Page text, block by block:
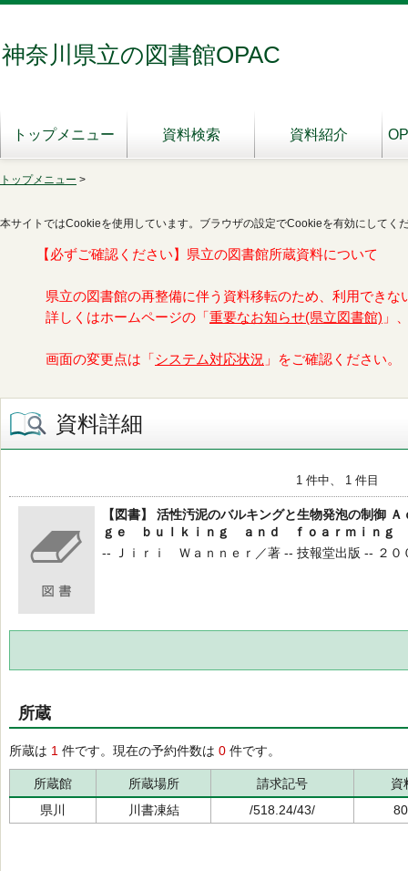
神奈川県立の図書館OPAC
トップメニュー 資料検索 資料紹介
トップメニュー >
本サイトではCookieを使用しています。ブラウザの設定でCookieを有効にしてく
【必ずご確認ください】県立の図書館所蔵資料について
県立の図書館の再整備に伴う資料移転のため、利用できな
詳しくはホームページの「 重要なお知らせ(県立図書館) 」
画面の変更点は「 システム対応状況 」をご確認ください。
資料詳細
1 件中、 1 件目
【図書】 活性汚泥のバルキングと生物発泡の制御
ｇｅ ｂｕｌｋｉｎｇ ａｎｄ ｆｏａｒｍｉｎｇ
-- Ｊｉｒｉ Ｗａｎｎｅｒ／著 -- 技報堂出版 -- ２０
所蔵
所蔵は 1 件です。現在の予約件数は 0 件です。
所蔵館 所蔵場所 請求記号
資
県川
川書凍結 /518.24/43/